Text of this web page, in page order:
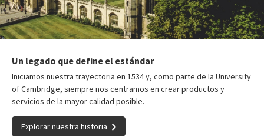
Un legado que define el estándar
Iniciamos nuestra trayectoria en 1534 y, como parte de la University
of Cambridge, siempre nos centramos en crear productos y
servicios de la mayor calidad posible.
Explorar nuestra historia